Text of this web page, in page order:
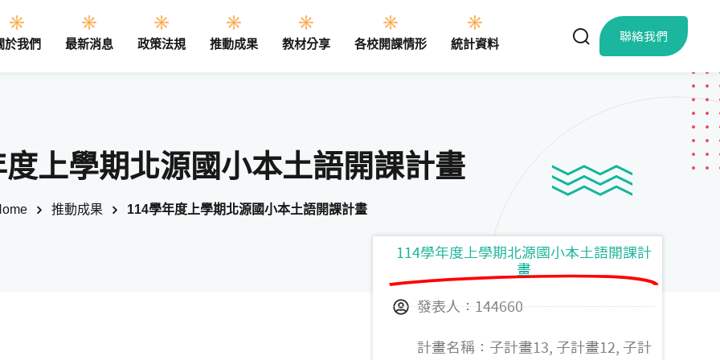
於我們 最新消息 政策法規 推動成果 教材分享 各校開課情形 統計資料 聯絡我們
上學期北源國小本土語開課計畫
推動成果 114學年度上學期北源國小本土語開課計畫
114學年度上學期北源國小本土語開課計
畫
發表人：144660
計畫名稱：子計畫13, 子計畫12, 子計
Sign in